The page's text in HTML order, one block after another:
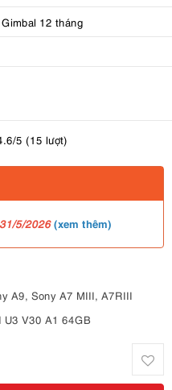
12 tháng
5 (15 lượt)
5/2026(xem thêm)
A9, Sony A7 MIII, A7RIII
U3 V30 A1 64GB